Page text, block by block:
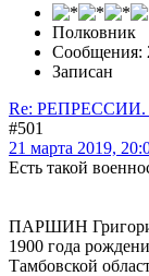
Полковник
Сообщения:
Записан
Re: РЕПРЕССИИ.
#501
21 марта 2019,
Есть такой
ПАРШИН
1900 года
Тамбовской